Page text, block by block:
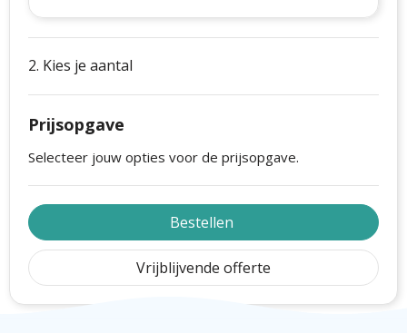
2. Kies je aantal
Prijsopgave
Selecteer jouw opties voor de prijsopgave.
Bestellen
Vrijblijvende offerte